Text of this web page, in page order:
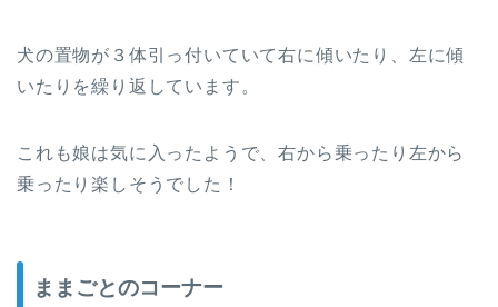
犬の置物が３体引っ付いていて右に傾いたり、左に傾
いたりを繰り返しています。
これも娘は気に入ったようで、右から乗ったり左から
乗ったり楽しそうでした！
ままごとのコーナー